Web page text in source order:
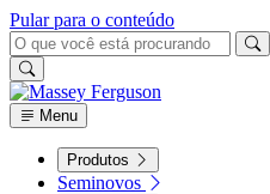
Pular para o conteúdo
Menu
Produtos
Seminovos